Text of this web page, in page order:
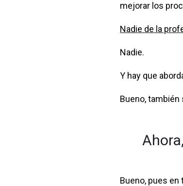
mejorar los
Nadie de la
Nadie.
Y hay que
Bueno,
Bueno, pues